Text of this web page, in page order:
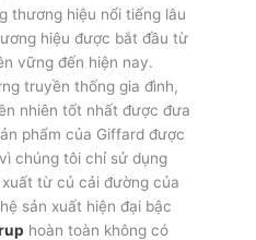
thương hiệu nổi tiếng lâu
hiệu được bắt đầu từ
vững đến hiện nay.
truyền thống gia đình,
nhiên tốt nhất được đưa
phẩm của Giffard được
chúng tôi chỉ sử dụng
từ củ cải đường của
sản xuất hiện đại bậc
hoàn toàn không có